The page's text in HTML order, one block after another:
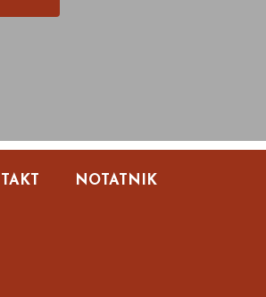
NOTATNIK